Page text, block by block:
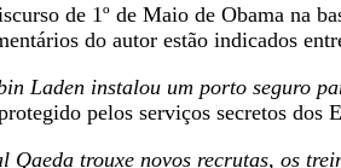
de 1º de Maio de Obama na
do autor estão indicados
Laden instalou um porto seguro
pelos serviços secretos dos
trouxe novos recrutas, os